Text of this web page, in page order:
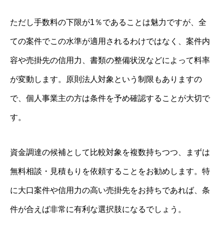
ただし手数料の下限が1％であることは魅力ですが、全
ての案件でこの水準が適用されるわけではなく、案件内
容や売掛先の信用力、書類の整備状況などによって料率
が変動します。原則法人対象という制限もありますの
で、個人事業主の方は条件を予め確認することが大切で
す。
資金調達の候補として比較対象を複数持ちつつ、まずは
無料相談・見積もりを依頼することをお勧めします。特
に大口案件や信用力の高い売掛先をお持ちであれば、条
件が合えば非常に有利な選択肢になるでしょう。